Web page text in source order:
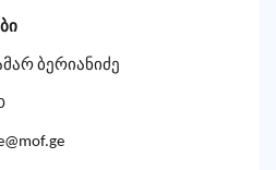
ბერიანიძე